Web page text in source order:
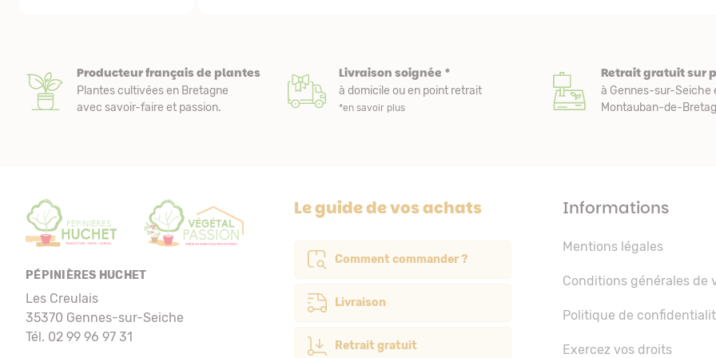
Producteur français de plantes
Plantes cultivées en Bretagne
avec savoir-faire et passion.
Livraison soignée *
à domicile ou en point retrait
*en savoir plus
Retrait gratuit sur
à Gennes-sur-Seiche
Montauban-de-
Le guide de vos achats
Comment commander ?
Livraison
Retrait gratuit
PÉPINIÈRES HUCHET
Les Creulais
35370 Gennes-sur-Seiche
Tél. 02 99 96 97 31
Informations
Mentions légales
Conditions générales de
Politique de
Exercez vos droits